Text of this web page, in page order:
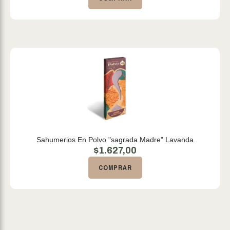
Sahumerios En Polvo "sagrada Madre" Lavanda
$1.627,00
COMPRAR